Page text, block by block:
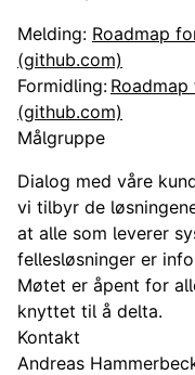
Melding: Roadmap
(github.com)
Formidling:
(github.com)
Målgruppe
Dialog med våre
vi tilbyr de
at alle som leverer
fellesløsninger er
Møtet er åpent for
knyttet til å delta.
Kontakt
Andreas